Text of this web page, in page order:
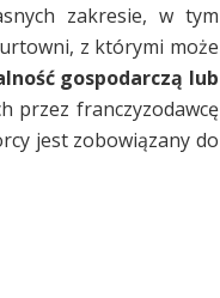
zakresie, w tym
z którymi może
gospodarczą lub
przez franczyzodawcę
jest zobowiązany do